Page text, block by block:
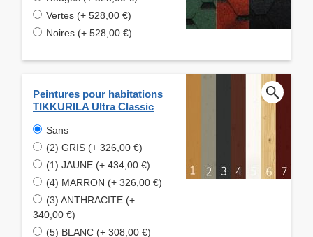
Vertes (+ 528,00 €)
Noires (+ 528,00 €)
Peintures pour habitations
TIKKURILA Ultra Classic
Sans
(2) GRIS (+ 326,00 €)
(1) JAUNE (+ 434,00 €)
(4) MARRON (+ 326,00 €)
(3) ANTHRACITE (+
340,00 €)
(5) BLANC (+ 308,00 €)